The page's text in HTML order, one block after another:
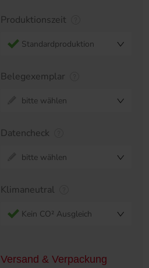
Produktionszeit
Standardproduktion
Belegexemplar
bitte wählen
Datencheck
bitte wählen
Klimaneutral
Kein CO² Ausgleich
Versand & Verpackung